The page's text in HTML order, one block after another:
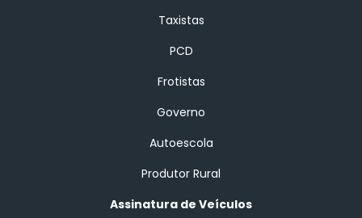
Taxistas
PCD
Frotistas
Governo
Autoescola
Produtor Rural
Assinatura de Veículos